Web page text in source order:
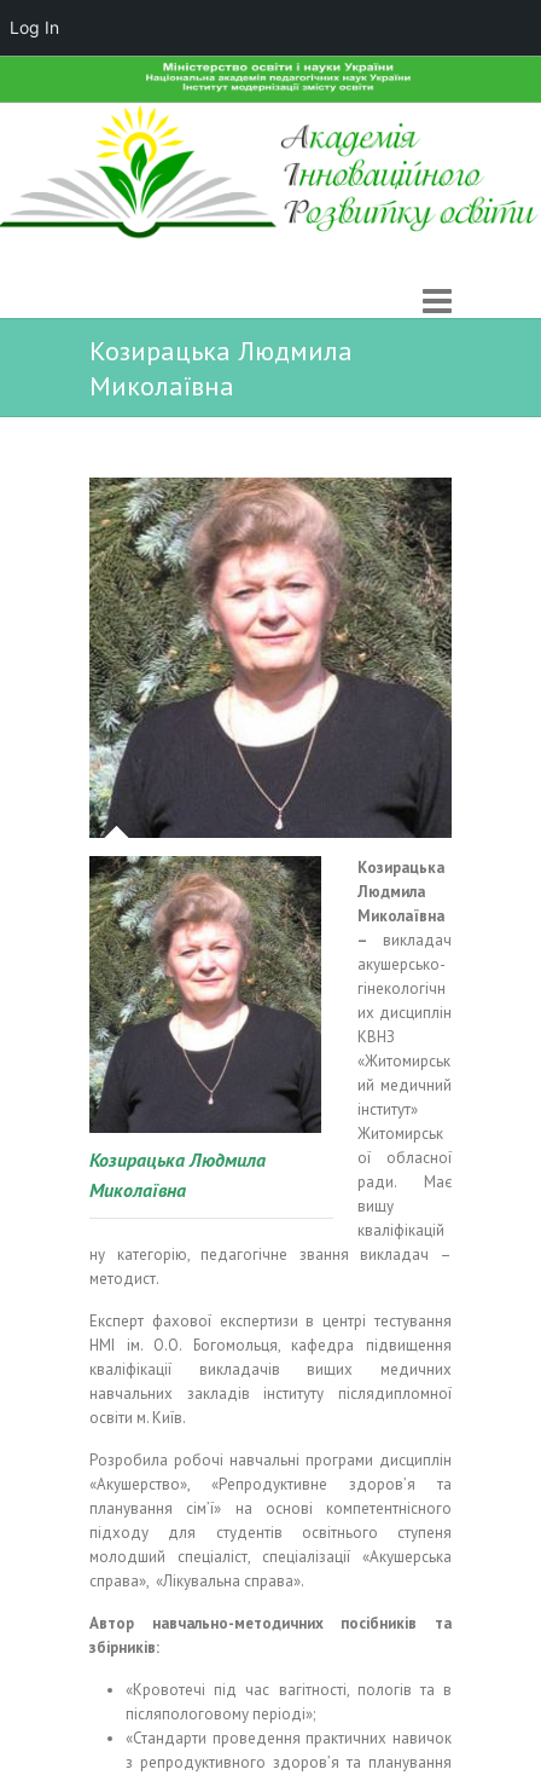
Козирацька Людмила
Миколаївна
Козирацька Людмила
Миколаївна
Козирацька
Людмила
Миколаївна
– викладач
акушерсько-
гінекологічн
их дисциплін
КВНЗ
«Житомирськ
ий медичний
інститут»
Житомирськ
ої обласної
ради. Має
вищу
кваліфікацій
ну категорію, педагогічне звання викладач –
методист.
Експерт фахової експертизи в центрі тестування
НМІ ім. О.О. Богомольця, кафедра підвищення
кваліфікації викладачів вищих медичних
навчальних закладів інституту післядипломної
освіти м. Київ.
Розробила робочі навчальні програми дисциплін
«Акушерство», «Репродуктивне здоров’я та
планування сім’ї» на основі компетентнісного
підходу для студентів освітнього ступеня
молодший спеціаліст, спеціалізації «Акушерська
справа», «Лікувальна справа».
Автор навчально-методичних посібників та
збірників:
«Кровотечі під час вагітності, пологів та в
післяпологовому періоді»;
«Стандарти проведення практичних навичок
з репродуктивного здоров’я та планування
Log In